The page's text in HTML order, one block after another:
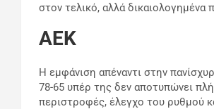
στον τελικό, αλλά δικαιολογημένα
AEK
Η εμφάνιση απέναντι στην
78-65 υπέρ της δεν αποτυπώνει
περιστροφές, έλεγχο του ρυθμού